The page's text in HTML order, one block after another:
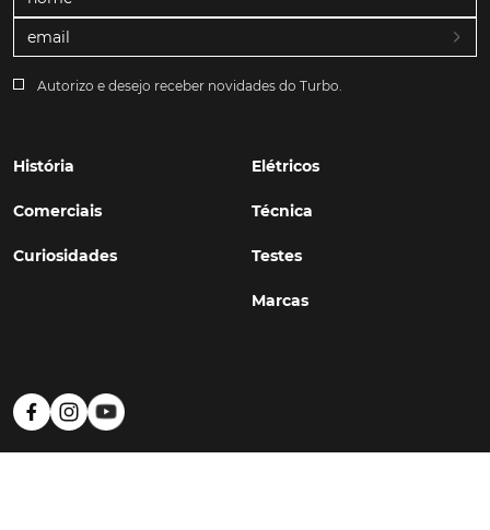
Autorizo e desejo receber novidades do Turbo.
História
Comerciais
Curiosidades
Elétricos
Técnica
Testes
Marcas